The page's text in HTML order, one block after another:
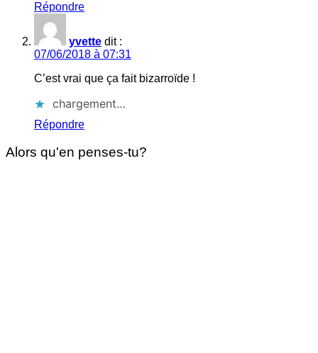
Répondre
yvette dit :
07/06/2018 à 07:31
C’est vrai que ça fait bizarroïde !
chargement…
Répondre
Alors qu'en penses-tu?